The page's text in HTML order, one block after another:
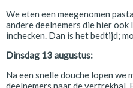
We eten een meegenomen
andere deelnemers die hier ook
inchecken. Dan is het bedtijd;
Dinsdag 13 augustus:
Na een snelle douche lopen we
deelnemers naar de vertrekhal.